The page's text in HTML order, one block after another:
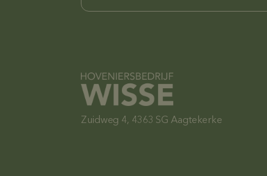
Zuidweg 4, 4363 SG Aagtekerke